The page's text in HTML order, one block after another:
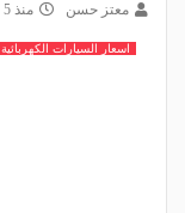
معتز حسن منذ 5 سنوات
اسعار السيارات الكهربائية